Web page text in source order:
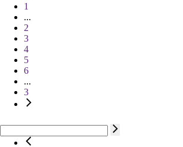
1
...
2
3
4
5
6
...
3